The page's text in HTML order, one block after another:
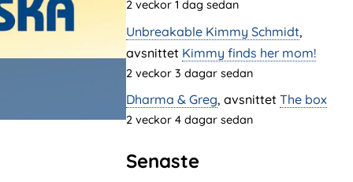
2 veckor 1 dag sedan
Unbreakable Kimmy Schmidt,
avsnittet Kimmy finds her mom!
2 veckor 3 dagar sedan
Dharma & Greg, avsnittet The box
2 veckor 4 dagar sedan
Senaste